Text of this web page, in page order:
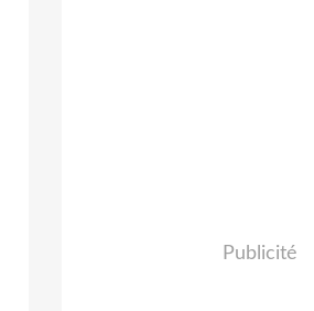
Publicité